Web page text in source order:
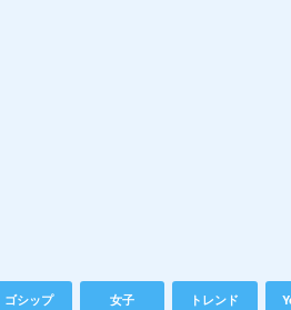
ゴシップ 女子 トレンド